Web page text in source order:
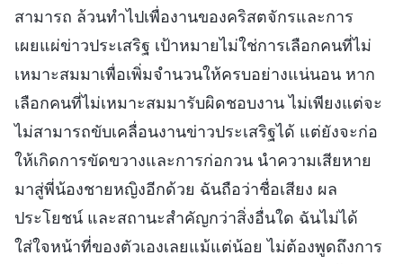
สามารถ ล้วนทำไปเพื่องานของคริสตจักรและการ
เผยแผ่ข่าวประเสริฐ เป้าหมายไม่ใช่การเลือกคนที่ไม่
เหมาะสมมาเพื่อเพิ่มจำนวนให้ครบอย่างแน่นอน หาก
เลือกคนที่ไม่เหมาะสมมารับผิดชอบงาน ไม่เพียงแต่จะ
ไม่สามารถขับเคลื่อนงานข่าวประเสริฐได้ แต่ยังจะก่อ
ให้เกิดการขัดขวางและการก่อกวน นำความเสียหาย
มาสู่พี่น้องชายหญิงอีกด้วย ฉันถือว่าชื่อเสียง ผล
ประโยชน์ และสถานะสำคัญกว่าสิ่งอื่นใด ฉันไม่ได้
ใส่ใจหน้าที่ของตัวเองเลยแม้แต่น้อย ไม่ต้องพูดถึงการ